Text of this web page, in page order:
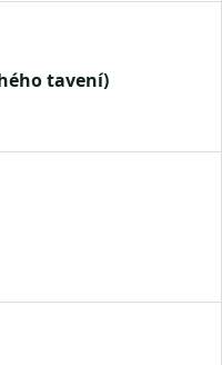
tavení)